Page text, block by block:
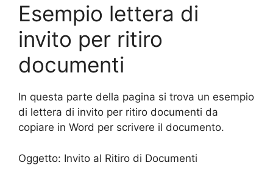
Esempio lettera di
invito per ritiro
documenti
In questa parte della pagina si trova un esempio
di lettera di invito per ritiro documenti da
copiare in Word per scrivere il documento.
Oggetto: Invito al Ritiro di Documenti